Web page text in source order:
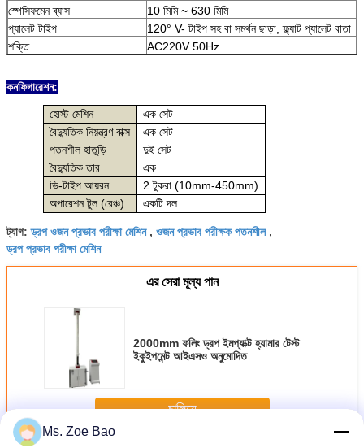
স্পেসিফমেন ব্যাস
10 মিমি ~ 630 মিমি
প্যালেট টাইপ
120° V- টাইপ সহ বা সমর্থন ছাড়া, ফ্ল্যাট প্যালেট বাতা
শক্তি
AC220V 50Hz
কনফিগারেশন:
হোস্ট মেশিন
এক সেট
বৈদ্যুতিক নিয়ন্ত্রণ বাক্স
এক সেট
পতনশীল হাতুড়ি
দুই সেট
বৈদ্যুতিক তার
এক
ভি-টাইপ আয়রন
2 টুকরা (10mm-450mm)
অপারেশন টুল (রেঞ্চ)
একটি দল
ট্যাগ:ড্রপ ওজন প্রভাব পরীক্ষা মেশিন, ওজন প্রভাব পরীক্ষক পতনশীল,
ড্রপ প্রভাব পরীক্ষা মেশিন
এর সেরা মূল্য পান
2000mm ফলিং ড্রপ ইমপ্যাক্ট হ্যামার টেস্ট
ইকুইপমেন্ট আইএসও অনুমোদিত
চালিয়ে
Ms. Zoe Bao